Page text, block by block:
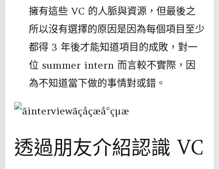
擁有這些 VC 的人脈與資源，但最後之
所以沒有選擇的原因是因為每個項目至少
都得 3 年後才能知道項目的成敗，對一
位 summer intern 而言較不實際，因
為不知道當下做的事情對或錯。
透過朋友介紹認識 VC